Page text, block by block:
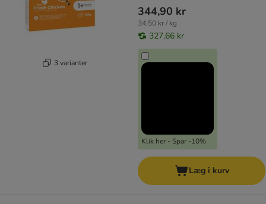
3 varianter
344,90 kr
34,50 kr / kg
327,66 kr
Klik her - Spar -10%
Læg i kurv